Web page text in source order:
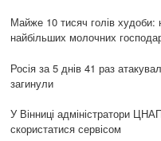
Майже 10 тисяч голів
найбільших молочних
Росія за 5 днів 41 раз
загинули
У Вінниці адміністратори
скористатися сервісом